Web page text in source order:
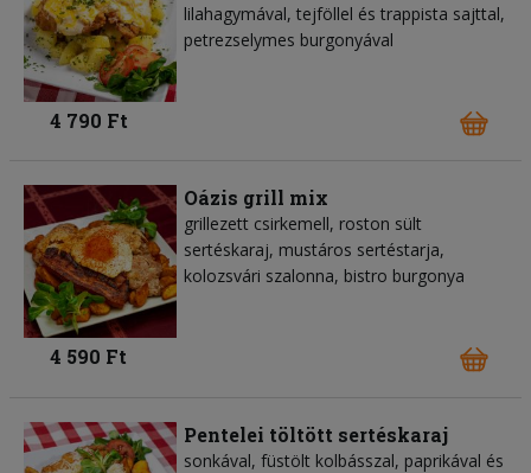
lilahagymával, tejföllel és trappista sajttal,
petrezselymes burgonyával
4 790 Ft
Oázis grill mix
grillezett csirkemell, roston sült
sertéskaraj, mustáros sertéstarja,
kolozsvári szalonna, bistro burgonya
4 590 Ft
Pentelei töltött sertéskaraj
sonkával, füstölt kolbásszal, paprikával és